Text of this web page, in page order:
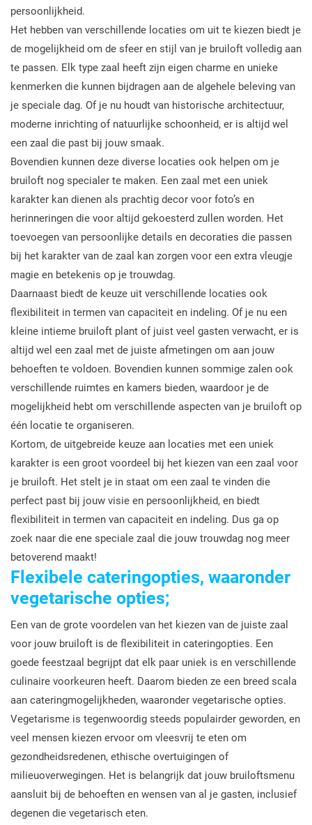
persoonlijkheid.
Het hebben van verschillende locaties om uit te kiezen biedt je
de mogelijkheid om de sfeer en stijl van je bruiloft volledig aan
te passen. Elk type zaal heeft zijn eigen charme en unieke
kenmerken die kunnen bijdragen aan de algehele beleving van
je speciale dag. Of je nu houdt van historische architectuur,
moderne inrichting of natuurlijke schoonheid, er is altijd wel
een zaal die past bij jouw smaak.
Bovendien kunnen deze diverse locaties ook helpen om je
bruiloft nog specialer te maken. Een zaal met een uniek
karakter kan dienen als prachtig decor voor foto’s en
herinneringen die voor altijd gekoesterd zullen worden. Het
toevoegen van persoonlijke details en decoraties die passen
bij het karakter van de zaal kan zorgen voor een extra vleugje
magie en betekenis op je trouwdag.
Daarnaast biedt de keuze uit verschillende locaties ook
flexibiliteit in termen van capaciteit en indeling. Of je nu een
kleine intieme bruiloft plant of juist veel gasten verwacht, er is
altijd wel een zaal met de juiste afmetingen om aan jouw
behoeften te voldoen. Bovendien kunnen sommige zalen ook
verschillende ruimtes en kamers bieden, waardoor je de
mogelijkheid hebt om verschillende aspecten van je bruiloft op
één locatie te organiseren.
Kortom, de uitgebreide keuze aan locaties met een uniek
karakter is een groot voordeel bij het kiezen van een zaal voor
je bruiloft. Het stelt je in staat om een zaal te vinden die
perfect past bij jouw visie en persoonlijkheid, en biedt
flexibiliteit in termen van capaciteit en indeling. Dus ga op
zoek naar die ene speciale zaal die jouw trouwdag nog meer
betoverend maakt!
Flexibele cateringopties, waaronder
vegetarische opties;
Een van de grote voordelen van het kiezen van de juiste zaal
voor jouw bruiloft is de flexibiliteit in cateringopties. Een
goede feestzaal begrijpt dat elk paar uniek is en verschillende
culinaire voorkeuren heeft. Daarom bieden ze een breed scala
aan cateringmogelijkheden, waaronder vegetarische opties.
Vegetarisme is tegenwoordig steeds populairder geworden, en
veel mensen kiezen ervoor om vleesvrij te eten om
gezondheidsredenen, ethische overtuigingen of
milieuoverwegingen. Het is belangrijk dat jouw bruiloftsmenu
aansluit bij de behoeften en wensen van al je gasten, inclusief
degenen die vegetarisch eten.